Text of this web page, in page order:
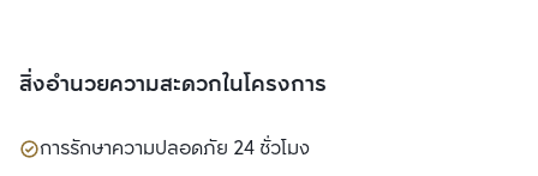
สิ่งอำนวยความสะดวกในโครงการ
การรักษาความปลอดภัย 24 ชั่วโมง